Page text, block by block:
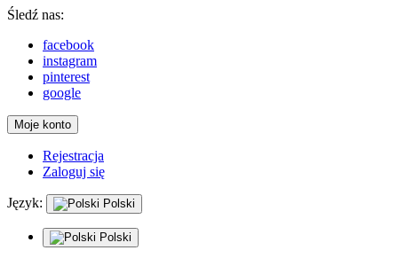
Śledź nas:
facebook
instagram
pinterest
google
Moje konto
Rejestracja
Zaloguj się
Język: Polski
Polski